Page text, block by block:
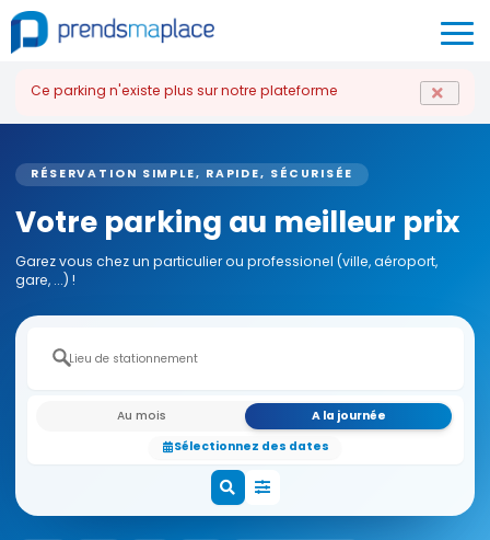
Ce parking n'existe plus sur notre plateforme
RÉSERVATION SIMPLE, RAPIDE, SÉCURISÉE
Votre parking au meilleur prix
Garez vous chez un particulier ou professionel (ville, aéroport,
gare, ...) !
Au mois
A la journée
Sélectionnez des dates